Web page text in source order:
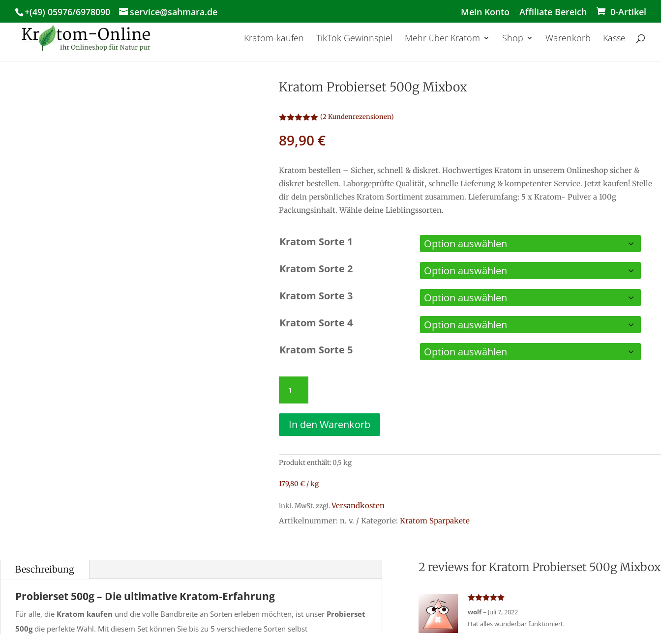
+(49) 05976/6978090 service@sahmara.de Mein Konto Affiliate Bereich 0-Artikel
Kratom-kaufen TikTok Gewinnspiel Mehr über Kratom Shop Warenkorb Kasse
Kratom Probierset 500g Mixbox
mit5.00
von 5,
basierend
ertungen
(2 Kundenrezensionen)
89,90€
Kratom bestellen – Sicher, schnell & diskret. Hochwertiges Kratom in unserem Onlineshop sicher &
diskret bestellen. Laborgeprüfte Qualität, schnelle Lieferung & kompetenter Service. Jetzt kaufen! Stelle
dir dein persönliches Kratom Sortiment zusammen. Lieferumfang: 5 x Kratom- Pulver a 100g
Packungsinhalt. Wähle deine Lieblingssorten.
Kratom Sorte 1
Kratom Sorte 2
Kratom Sorte 3
Kratom Sorte 4
Kratom Sorte 5
Kratom
Probierset
500g
Mixbox
Menge
In den Warenkorb
Produkt enthält: 0,5kg
179,80€ /kg
inkl. MwSt.zzgl.Versandkosten
Artikelnummer:n. v. Kategorie:Kratom Sparpakete
Beschreibung
Probierset 500g – Die ultimative Kratom-Erfahrung
Für alle, die Kratom kaufen und die volle Bandbreite an Sorten erleben möchten, ist unser Probierset
500gdie perfekte Wahl. Mit diesem Set können Sie bis zu 5 verschiedene Sorten selbst
2 reviews for Kratom Probierset 500g Mixbox
mit5von 5
wolf– Juli 7, 2022
Hat alles wunderbar funktioniert.